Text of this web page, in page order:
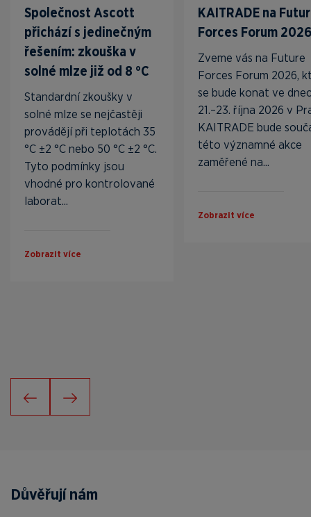
Společnost Ascott
přichází s jedinečným
řešením: zkouška v
solné mlze již od 8 °C
Standardní zkoušky v
solné mlze se nejčastěji
provádějí při teplotách 35
°C ±2 °C nebo 50 °C ±2 °C.
Tyto podmínky jsou
vhodné pro kontrolované
laborat...
Zobrazit více
KAITRADE na
Forces Forum
Zveme vás na Future
Forces Forum 2026,
se bude konat ve
21.–23. října 2026 v
KAITRADE bude
této významné akce
zaměřené na...
Zobrazit více
Důvěřují nám